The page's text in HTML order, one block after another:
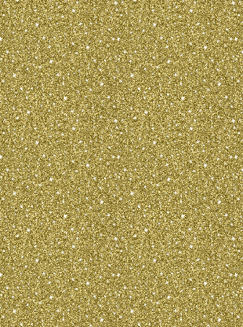
sich bis zum Ellenbogen.
eine flieÃŸende und
kupiert (bis auf 2-3
auch eine nicht kupierte
Sichelrute, die nicht
wird. Von der Perspektive
GliedmaÃŸen gerade und
Schulter sind von
(Das Schulterblatt soll mit
Grad bilden). Der
Unterarm lang und
VordermittelfuÃŸ im
Pfoten des kleinen Toy
schwarz oder im